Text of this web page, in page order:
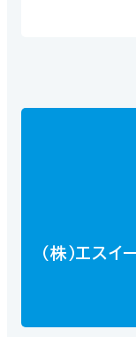
（株）エス
1992